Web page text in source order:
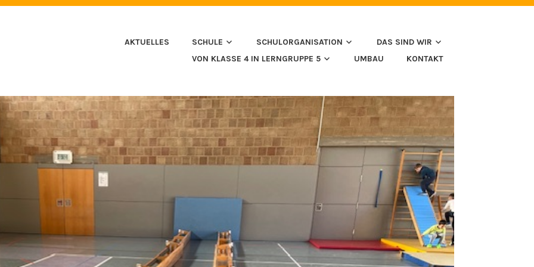
AKTUELLES SCHULE SCHULORGANISATION
DAS SIND WIR
VON KLASSE 4 IN LERNGRUPPE 5
UMBAU KONTAKT